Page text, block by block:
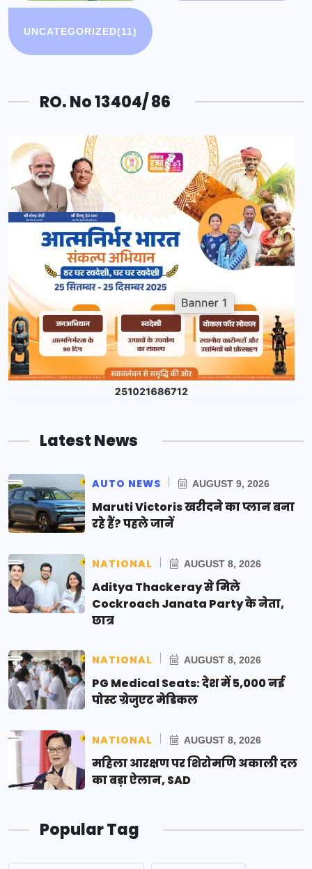
UNCATEGORIZED(11)
RO. No 13404/ 86
Latest News
AUTO NEWS AUGUST 9, 2026
Maruti Victoris खरीदने का प्लान बना
रहे हैं? पहले जानें
NATIONAL AUGUST 8, 2026
Aditya Thackeray से मिले
Cockroach Janata Party के नेता,
छात्र
NATIONAL AUGUST 8, 2026
PG Medical Seats: देश में 5,000 नई
पोस्ट ग्रेजुएट मेडिकल
NATIONAL AUGUST 8, 2026
महिला आरक्षण पर शिरोमणि अकाली दल
का बड़ा ऐलान, SAD
Popular Tag